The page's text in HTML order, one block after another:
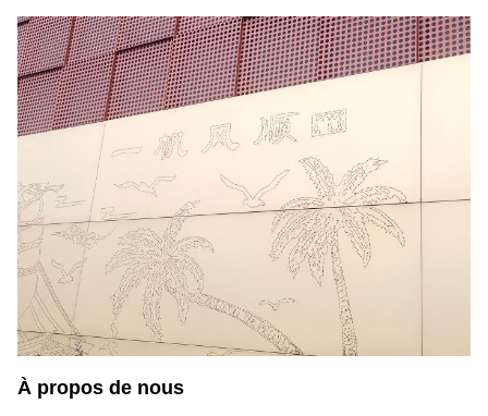
À propos de nous